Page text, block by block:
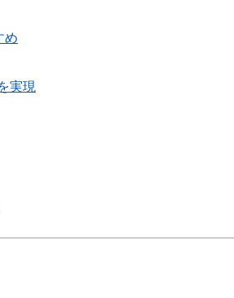
め
実現